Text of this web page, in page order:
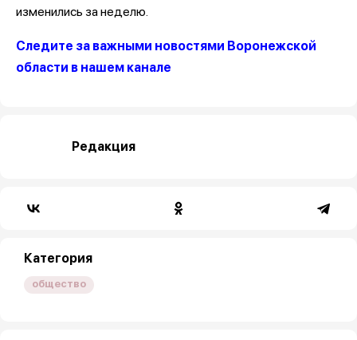
изменились за неделю.
Следите за важными новостями Воронежской
области в нашем канале
Редакция
Категория
общество